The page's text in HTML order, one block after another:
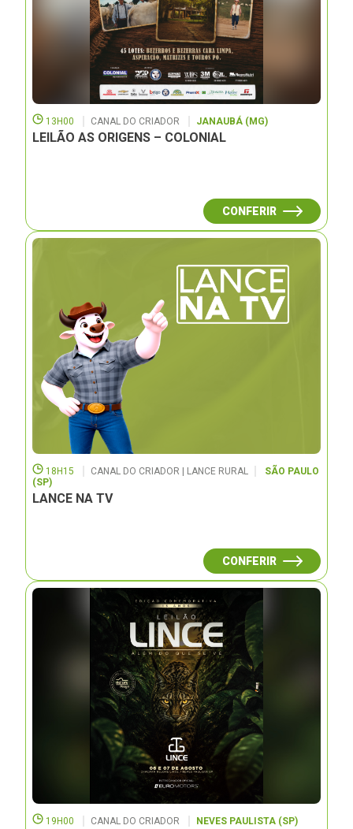
13H00 CANAL DO CRIADOR JANAUBÁ (MG)
LEILÃO AS ORIGENS – COLONIAL
CONFERIR
18H15 CANAL DO CRIADOR | LANCE RURAL
SÃO PAULO
(SP)
LANCE NA TV
CONFERIR
19H00 CANAL DO CRIADOR NEVES PAULISTA (SP)